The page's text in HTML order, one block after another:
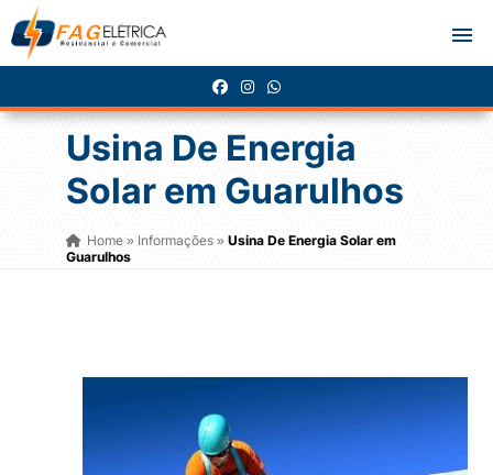
Usina De Energia
Solar em Guarulhos
Home» Informações » Usina De Energia Solar em
Guarulhos